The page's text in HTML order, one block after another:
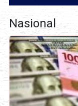
Nasional